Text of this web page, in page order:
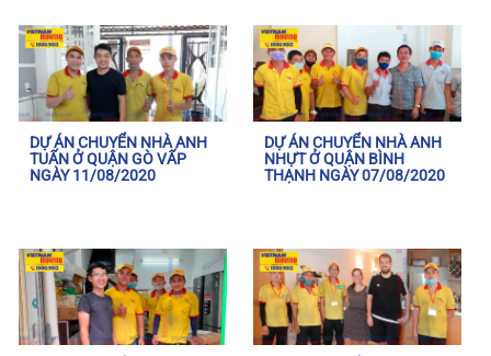
DỰ ÁN CHUYỂN NHÀ ANH
TUẤN Ở QUẬN GÒ VẤP
NGÀY 11/08/2020
DỰ ÁN CHUYỂN NHÀ ANH
NHỰT Ở QUẬN BÌNH
THẠNH NGÀY 07/08/2020